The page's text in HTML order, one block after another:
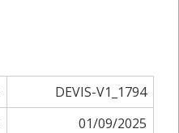
DEVIS-V1_1794
01/09/2025